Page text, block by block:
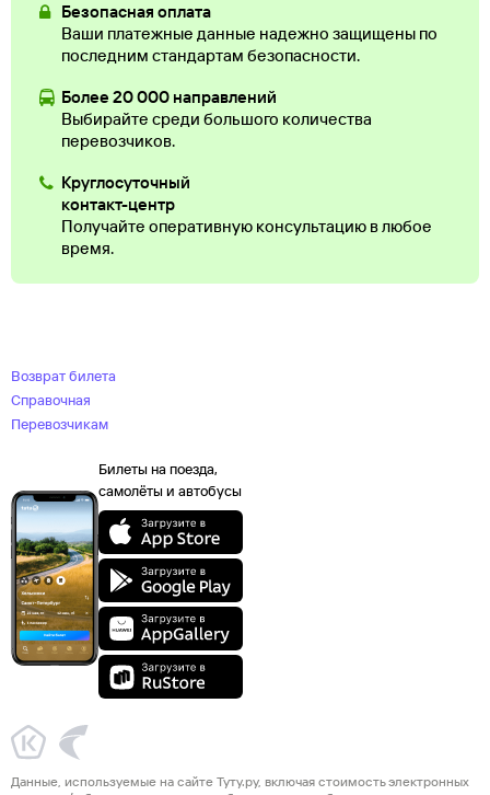
Безопасная оплата
Ваши платежные данные надежно защищены по
последним стандартам безопасности.
Более 20 000 направлений
Выбирайте среди большого количества
перевозчиков.
Круглосуточный
контакт-центр
Получайте оперативную консультацию в любое
время.
Возврат билета
Справочная
Перевозчикам
Билеты на поезда,
самолёты и автобусы
Данные, используемые на сайте Туту.ру, включая стоимость электронных